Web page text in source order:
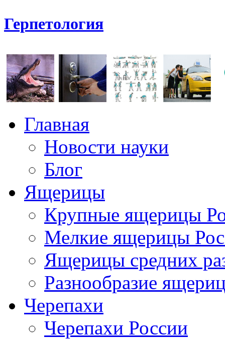
Герпетология
Главная
Новости науки
Блог
Ящерицы
Крупные ящерицы
Мелкие ящерицы
Ящерицы средних
Разнообразие
Черепахи
Черепахи России